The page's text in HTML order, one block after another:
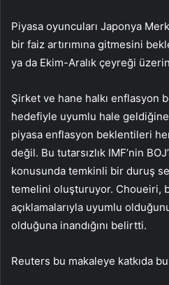
Piyasa oyuncuları Japonya
bir faiz artırımına gitmesini
ya da Ekim-Aralık çeyreği
Şirket ve hane halkı enflasyon
hedefiyle uyumlu hale
piyasa enflasyon beklentileri
değil. Bu tutarsızlık IMF’nin
konusunda temkinli bir duruş
temelini oluşturuyor. Choueiri,
açıklamalarıyla uyumlu
olduğuna inandığını belirtti.
Reuters bu makaleye katkıda